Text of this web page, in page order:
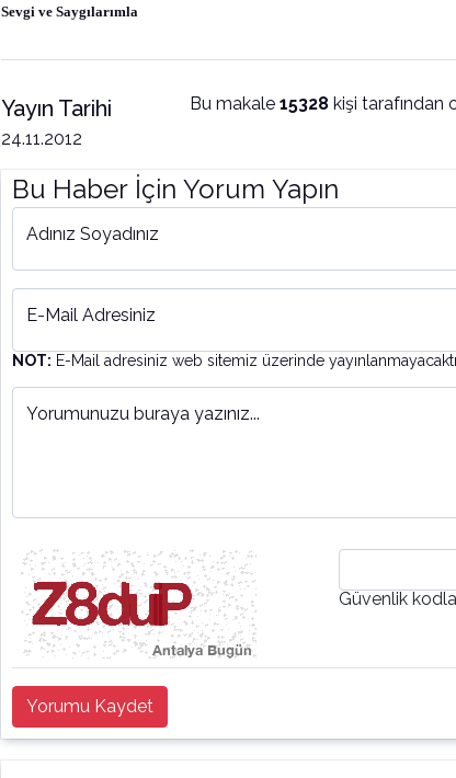
Sevgi ve Saygılarımla
Yayın Tarihi
24.11.2012
Bu makale 15328kişi tarafından
Bu Haber İçin Yorum Yapın
Adınız Soyadınız
E-Mail Adresiniz
NOT: E-Mail adresiniz web sitemiz üzerinde
Yorumunuzu buraya yazınız...
Güvenlik
Yorumu Kaydet